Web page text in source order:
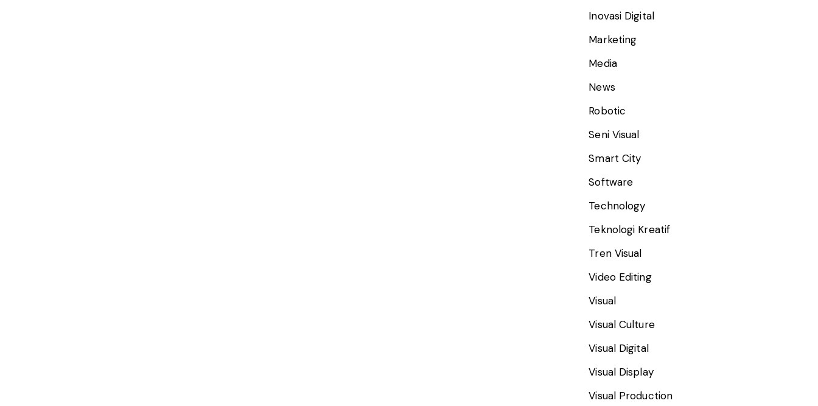
Inovasi Digital
Marketing
Media
News
Robotic
Seni Visual
Smart City
Software
Technology
Teknologi Kreatif
Tren Visual
Video Editing
Visual
Visual Culture
Visual Digital
Visual Display
Visual Production